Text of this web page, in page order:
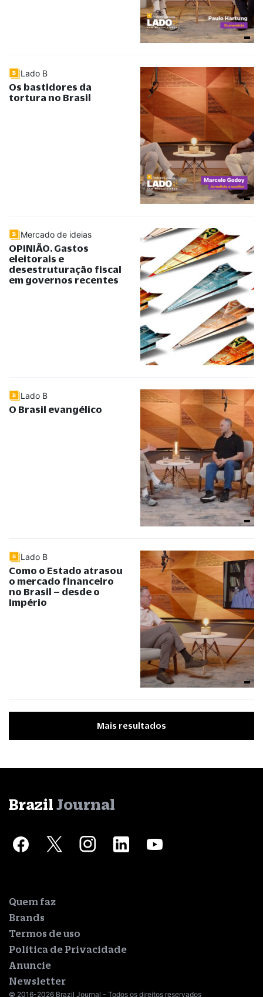
Lado B
Os bastidores da
tortura no Brasil
Mercado de ideias
OPINIÃO. Gastos
eleitorais e
desestruturação fiscal
em governos recentes
Lado B
O Brasil evangélico
Lado B
Como o Estado atrasou
o mercado financeiro
no Brasil – desde o
Império
Mais resultados
Brazil Journal
Quem faz
Brands
Termos de uso
Política de Privacidade
Anuncie
Newsletter
© 2016-2026 Brazil Journal - Todos os direitos reservados